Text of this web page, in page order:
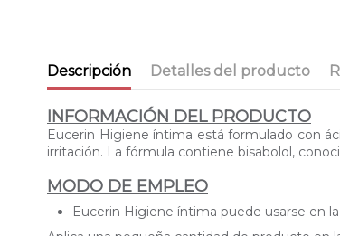
Descripción Detalles del producto
INFORMACIÓN DEL PRODUCTO
Eucerin Higiene íntima está formulado con
irritación. La fórmula contiene bisabolol,
MODO DE EMPLEO
Eucerin Higiene íntima puede usarse en